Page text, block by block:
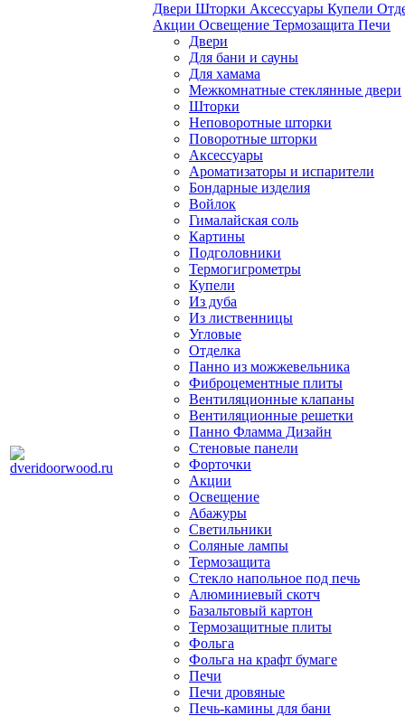
Двери Шторки Аксессуары Купели
Акции Освещение Термозащита Печи
Двери
Для бани и сауны
Для хамама
Межкомнатные стеклянные двери
Шторки
Неповоротные шторки
Поворотные шторки
Аксессуары
Ароматизаторы и испарители
Бондарные изделия
Войлок
Гималайская соль
Картины
Подголовники
Термогигрометры
Купели
Из дуба
Из лиственницы
Угловые
Отделка
Панно из можжевельника
Фиброцементные плиты
Вентиляционные клапаны
Вентиляционные решетки
Панно Фламма Дизайн
Стеновые панели
Форточки
Акции
Освещение
Абажуры
Светильники
Соляные лампы
Термозащита
Стекло напольное под печь
Алюминиевый скотч
Базальтовый картон
Термозащитные плиты
Фольга
Фольга на крафт бумаге
Печи
Печи дровяные
Печь-камины для бани